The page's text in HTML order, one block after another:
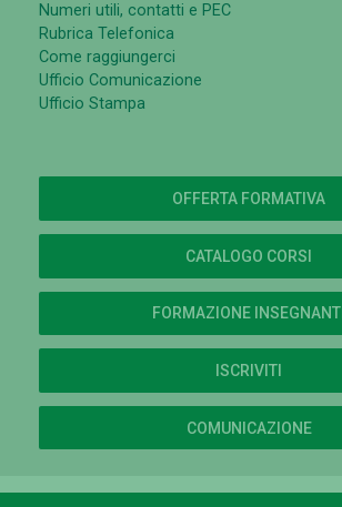
Numeri utili, contatti e PEC
Rubrica Telefonica
Come raggiungerci
Ufficio Comunicazione
Ufficio Stampa
OFFERTA FORMATIVA
CATALOGO CORSI
FORMAZIONE INSEGNANTI
ISCRIVITI
COMUNICAZIONE